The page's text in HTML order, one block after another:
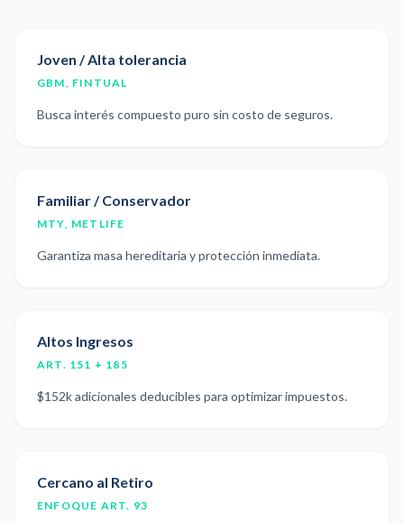
Joven / Alta tolerancia
GBM, FINTUAL
Busca interés compuesto puro sin costo de seguros.
Familiar / Conservador
MTY, METLIFE
Garantiza masa hereditaria y protección inmediata.
Altos Ingresos
ART. 151 + 185
$152k adicionales deducibles para optimizar impuestos.
Cercano al Retiro
ENFOQUE ART. 93